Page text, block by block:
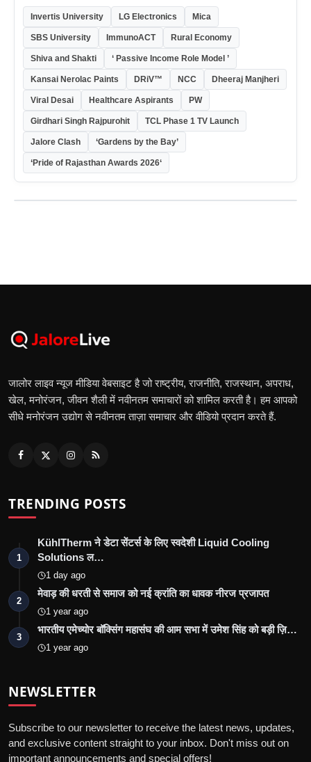
Invertis University LG Electronics Mica
SBS University ImmunoACT Rural Economy
Shiva and Shakti ‘ Passive Income Role Model ’
Kansai Nerolac Paints DRiV™ NCC Dheeraj Manjheri
Viral Desai Healthcare Aspirants PW
Girdhari Singh Rajpurohit TCL Phase 1 TV Launch
Jalore Clash ‘Gardens by the Bay’
‘Pride of Rajasthan Awards 2026‘
जालोर लाइव न्यूज मीडिया वेबसाइट है जो राष्ट्रीय, राजनीति, राजस्थान, अपराध,
खेल, मनोरंजन, जीवन शैली में नवीनतम समाचारों को शामिल करती है। हम आपको
सीधे मनोरंजन उद्योग से नवीनतम ताज़ा समाचार और वीडियो प्रदान करते हैं.
TRENDING POSTS
1
KühlTherm ने डेटा सेंटर्स के लिए स्वदेशी Liquid Cooling
Solutions ल…
1 day ago
2
मेवाड़ की धरती से समाज को नई क्रांति का धावक नीरज प्रजापत
1 year ago
3
भारतीय एमेच्योर बॉक्सिंग महासंघ की आम सभा में उमेश सिंह को बड़ी ज़ि…
1 year ago
NEWSLETTER
Subscribe to our newsletter to receive the latest news, updates,
and exclusive content straight to your inbox. Don't miss out on
important announcements and special offers!